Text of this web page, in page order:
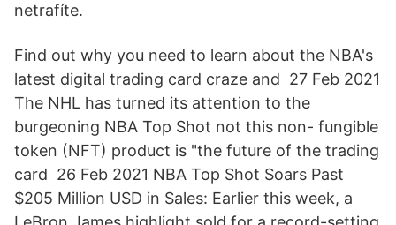
netrafíte.
Find out why you need to learn about the NBA's
latest digital trading card craze and 27 Feb 2021
The NHL has turned its attention to the
burgeoning NBA Top Shot not this non- fungible
token (NFT) product is "the future of the trading
card 26 Feb 2021 NBA Top Shot Soars Past
$205 Million USD in Sales: Earlier this week, a